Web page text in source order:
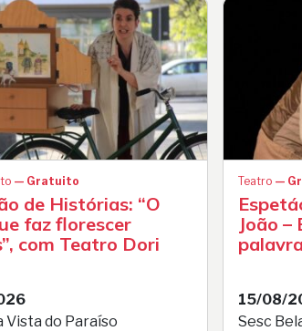
— Gratuito
de Histórias: “O
faz florescer
com Teatro Dori
Vista do Paraíso
Teatro —
João
15/08/
Sesc